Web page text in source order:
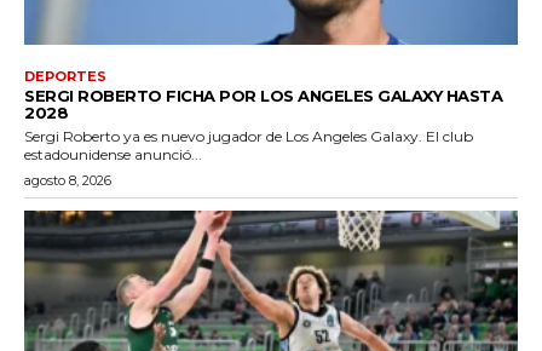
DEPORTES
SERGI ROBERTO FICHA POR LOS ANGELES GALAXY HASTA
2028
Sergi Roberto ya es nuevo jugador de Los Angeles Galaxy. El club
estadounidense anunció...
agosto 8, 2026